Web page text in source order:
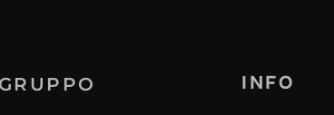
INFO